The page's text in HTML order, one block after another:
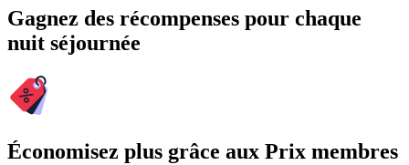
Gagnez des récompenses pour chaque
nuit séjournée
Économisez plus grâce aux Prix membres